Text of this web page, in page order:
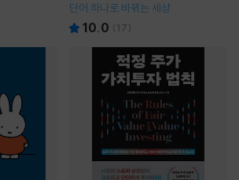
단어 하나로 바뀌는 세상
10.0 (17)